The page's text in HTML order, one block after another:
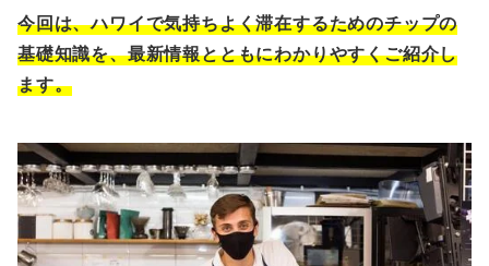
今回は、ハワイで気持ちよく滞在するためのチップの
基礎知識を、最新情報とともにわかりやすくご紹介し
ます。